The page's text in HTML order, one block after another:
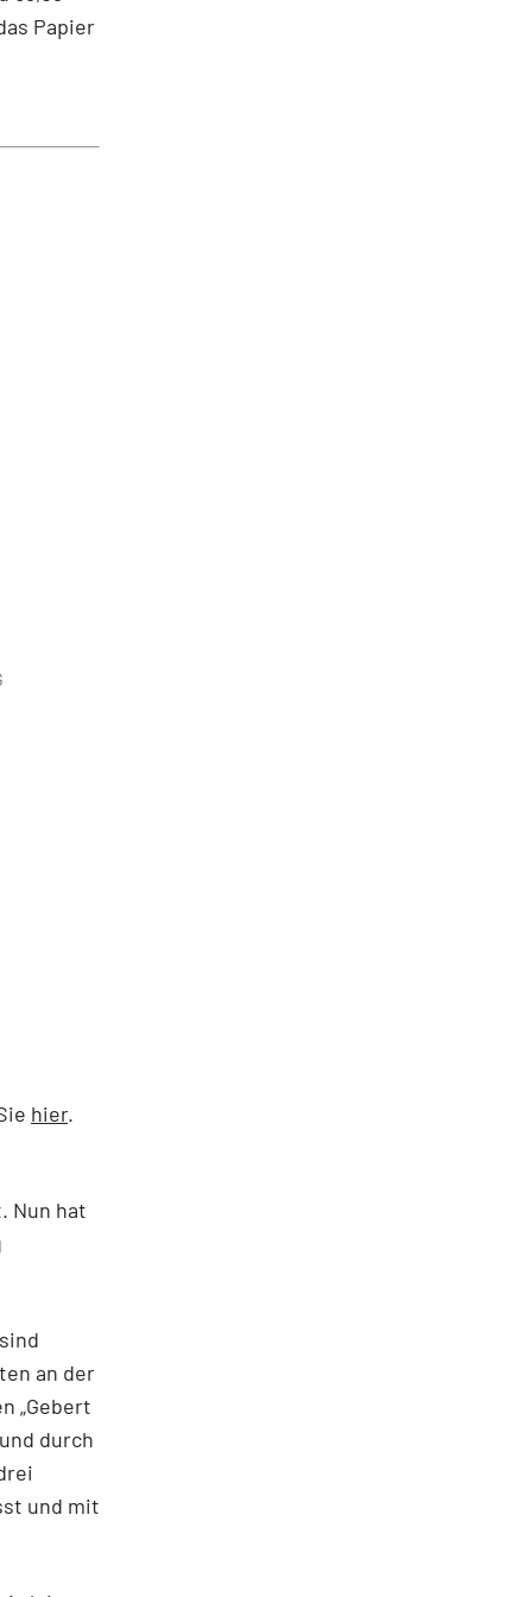
Papier
hier.
Nun hat
an der
„Gebert
durch
und mit